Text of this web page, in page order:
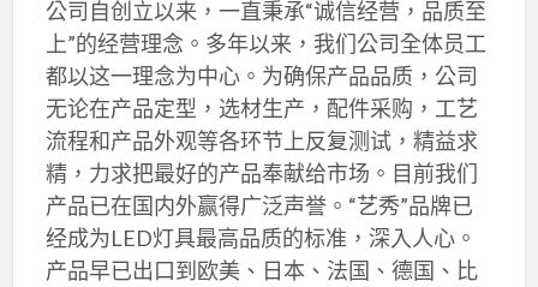
公司自创立以来，一直秉承“诚信经营，品质至
上”的经营理念。多年以来，我们公司全体员工
都以这一理念为中心。为确保产品品质，公司
无论在产品定型，选材生产，配件采购，工艺
流程和产品外观等各环节上反复测试，精益求
精，力求把最好的产品奉献给市场。目前我们
产品已在国内外赢得广泛声誉。“艺秀”品牌已
经成为LED灯具最高品质的标准，深入人心。
产品早已出口到欧美、日本、法国、德国、比